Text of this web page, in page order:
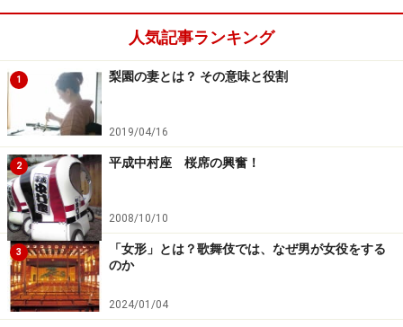
こうしたお芝居に出てくる金銭感覚、当時の人はすんな
りと理解していたはずですよね。私たちには「円」の感
覚しかありませんから、この辺り、なかなか苦労しま
す。また、当時の物価もわかりませんから、それが「高
い」のか「安い」のかも、なかなか腑に落ちないわけで
す。
一両の価値は？
まずは貨幣の基本的なことですが「一両＝四分＝十六
朱」が芝居でよく登場するものです。
人気記事ランキング
1 梨園の妻とは？ その意味と役割
2019/04/16
2 平成中村座 桜席の興奮！
2008/10/10
3
「女形」とは？歌舞伎では、なぜ男が女役をする
のか
2024/01/04